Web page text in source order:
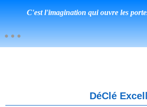
C'est l'imagination qui ouvre les
DéClé